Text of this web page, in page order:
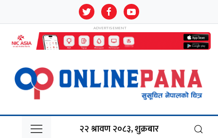
२२ श्रावण २०८३, शुक्रबार